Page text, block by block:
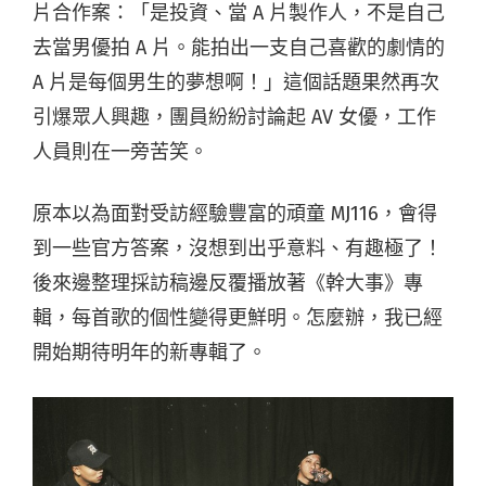
片合作案：「是投資、當 A 片製作人，不是自己
去當男優拍 A 片。能拍出一支自己喜歡的劇情的
A 片是每個男生的夢想啊！」這個話題果然再次
引爆眾人興趣，團員紛紛討論起 AV 女優，工作
人員則在一旁苦笑。
原本以為面對受訪經驗豐富的頑童 MJ116，會得
到一些官方答案，沒想到出乎意料、有趣極了！
後來邊整理採訪稿邊反覆播放著《幹大事》專
輯，每首歌的個性變得更鮮明。怎麼辦，我已經
開始期待明年的新專輯了。